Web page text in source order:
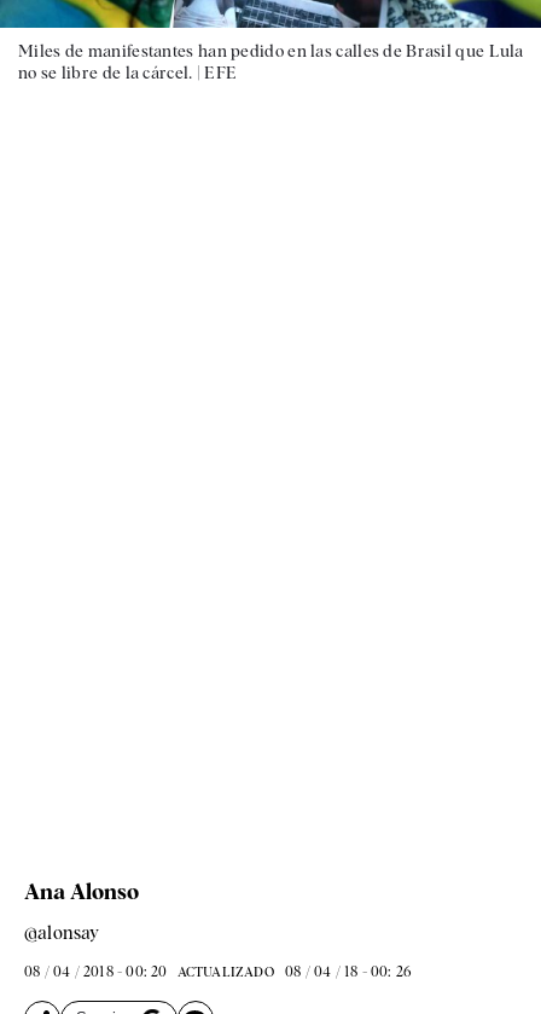
Miles de manifestantes han pedido en las calles de Brasil que Lula
no se libre de la cárcel. |EFE
Ana Alonso
@alonsay
08 / 04 / 2018 - 00: 20 ACTUALIZADO 08 / 04 / 18 - 00: 26